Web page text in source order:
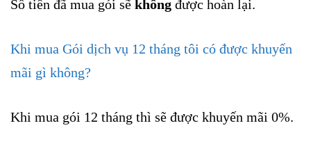
Số tiền đã mua gói sẽ không được hoàn lại.
Khi mua Gói dịch vụ 12 tháng tôi có được khuyến
mãi gì không?
Khi mua gói 12 tháng thì sẽ được khuyến mãi 0%.